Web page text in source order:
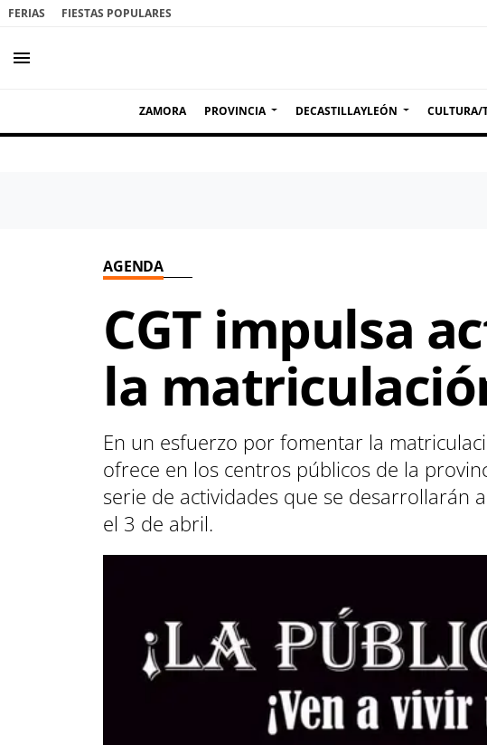
FERIAS FIESTAS POPULARES
menu
ZAMORA PROVINCIA DECASTILLAYLEÓN CULTURA/
AGENDA
CGT impulsa
la
En un esfuerzo por fomentar la
ofrece en los centros públicos de la
serie de actividades que se desarrollarán
el 3 de abril.